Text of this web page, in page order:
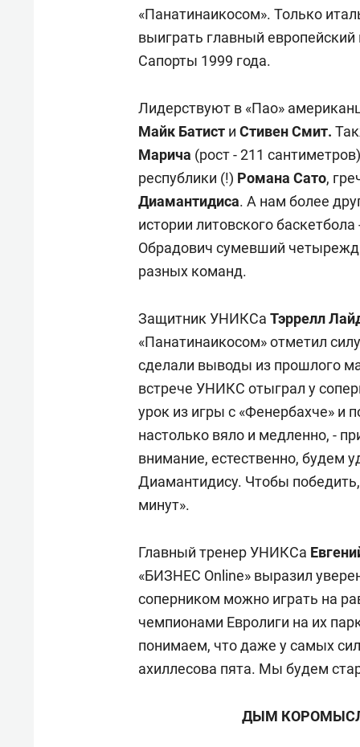
«Панатинаикосом». Только
выиграть главный
Сапорты 1999 года.
Лидерствуют в «Пао»
Майк Батист и Стивен Смит.
Марича (рост - 211
республики (!) Романа Сато,
Диамантидиса. А нам более
истории литовского
Обрадович сумевший
разных команд.
Защитник УНИКСа Тэррелл
«Панатинаикосом» отметил
сделали выводы из прошлого
встрече УНИКС отыграл у
урок из игры с «Фенербахче» и
настолько вяло и медленно, -
внимание, естественно, будем
Диамантидису. Чтобы
минут».
Главный тренер УНИКСа
«БИЗНЕС Online» выразил
соперником можно играть на
чемпионами Евролиги на их
понимаем, что даже у самых
ахиллесова пята. Мы будем
ДЫМ